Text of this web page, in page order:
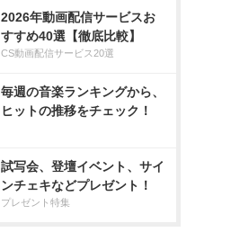
2026年動画配信サービスお
すすめ40選【徹底比較】
CS動画配信サービス20選
毎週の音楽ランキングから、
ヒットの推移をチェック！
試写会、登壇イベント、サイ
ンチェキなどプレゼント！
プレゼント特集